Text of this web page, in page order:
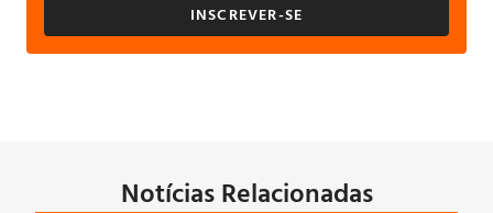
INSCREVER-SE
Notícias Relacionadas